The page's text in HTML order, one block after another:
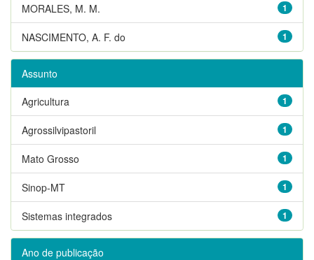
1
MORALES, M. M.
1
NASCIMENTO, A. F. do
Assunto
1
Agricultura
1
Agrossilvipastoril
1
Mato Grosso
1
Sinop-MT
1
Sistemas integrados
Ano de publicação